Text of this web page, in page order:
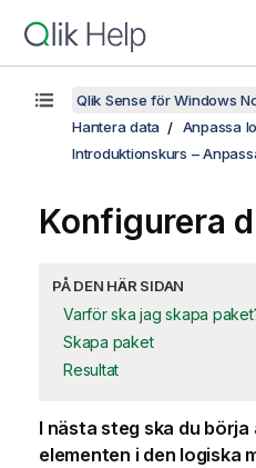
Qlik Sense för Windows
Hantera data
Anpassa
Introduktionskurs –
Konfigurera
PÅ DEN HÄR SIDAN
Varför ska jag skapa
Skapa paket
Resultat
I nästa steg ska du
elementen i den logiska